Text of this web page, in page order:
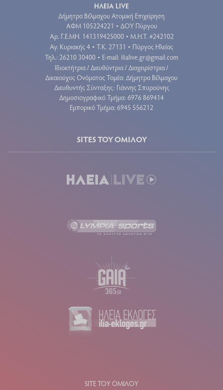
ΗΛΕΙΑ LIVE
Δήμητρα Βέλμαχου Ατομική Επιχείρηση
ΑΦΜ 105224221 • ΔΟΥ Πύργου
Aρ. Γ.Ε.ΜΗ. 141319425000 • Μ.Η.Τ. #242102
Αγ. Κυριακής 4 • Τ.Κ. 27131 • Πύργος Ηλείας
Τηλ.: 26210 30400 • E-mail: ilialive.gr@gmail.com
Ιδιοκτήτρια / Διευθύντρια / Διαχειρίστρια /
Δικαιούχος Ονόματος Τομέα: Δήμητρα Βέλμαχου
Διευθυντής Σύνταξης: Γιάννης Σπυρούνης
Δημοσιογραφικό Τμήμα: 6976 869414
Εμπορικό Τμήμα: 6945 556212
SITES ΤΟΥ ΟΜΙΛΟΥ
SITE ΤΟΥ ΟΜΙΛΟΥ